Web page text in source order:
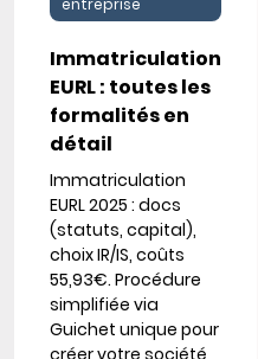
entreprise
Immatriculation
EURL : toutes les
formalités en
détail
Immatriculation
EURL 2025 : docs
(statuts, capital),
choix IR/IS, coûts
55,93€. Procédure
simplifiée via
Guichet unique pour
créer votre société